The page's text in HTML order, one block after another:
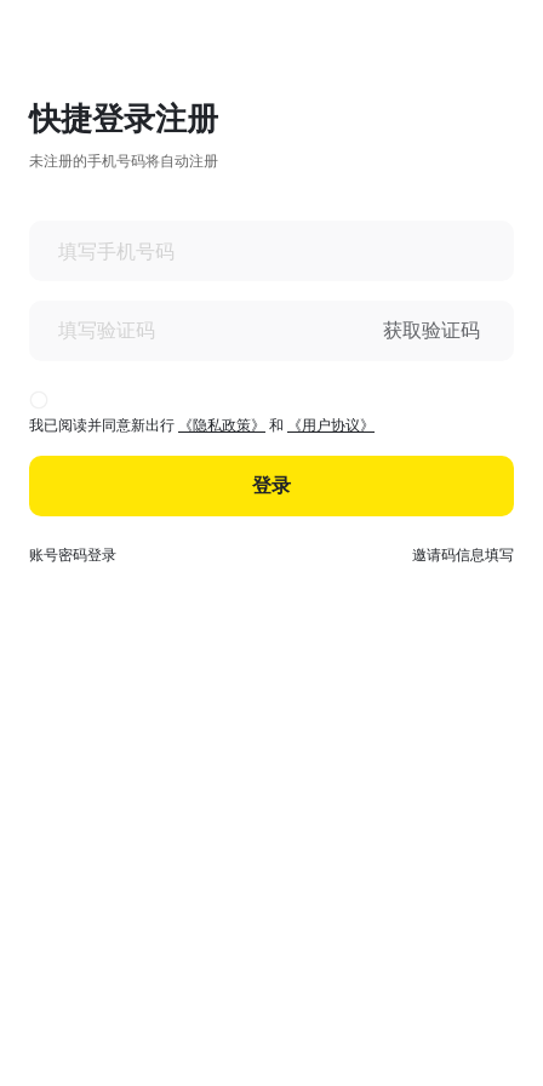
快捷登录注册
未注册的手机号码将自动注册
获取验证码
我已阅读并同意新出行 《隐私政策》 和 《用户协议》
登录
账号密码登录 邀请码信息填写